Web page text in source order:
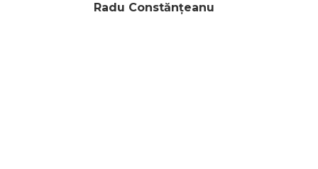
Radu Constănțeanu